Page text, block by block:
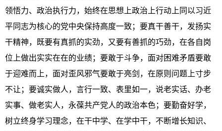
领悟力、政治执行力，始终在思想上政治上行动上同以习近
平同志为核心的党中央保持高度一致；要真干善干，发扬实
干精神，既要有真抓的实劲，又要有善抓的巧劲，在各自岗
位上做出实实在在的业绩；要敢于斗争，面对困难矛盾要敢
于迎难而上，面对歪风邪气要敢于亮剑，在原则问题上寸步
不让；要诚实做人，言行一致、表里如一，说老实话、办老
实事、做老实人，永葆共产党人的政治本色；要勤奋好学，
树立终身学习理念，在干中学、在学中干，不断增长知识、